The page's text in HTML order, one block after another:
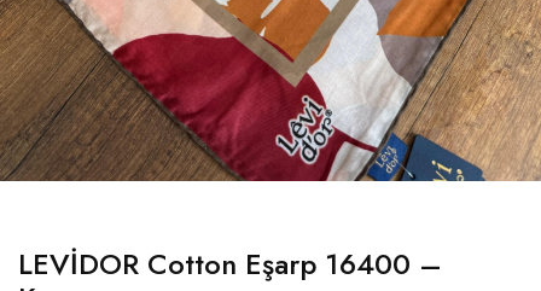
LEVİDOR Cotton Eşarp 16400 –